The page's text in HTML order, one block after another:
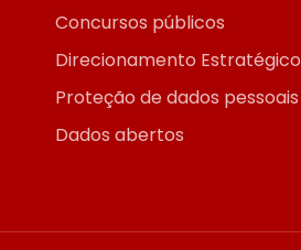
Concursos públicos
Direcionamento Estratégico
Proteção de dados pessoais
Dados abertos